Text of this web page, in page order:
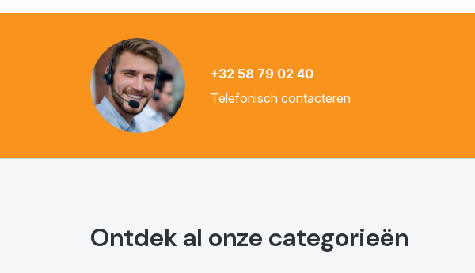
+32 58 79 02 40
Telefonisch contacteren
Ontdek al onze categorieën